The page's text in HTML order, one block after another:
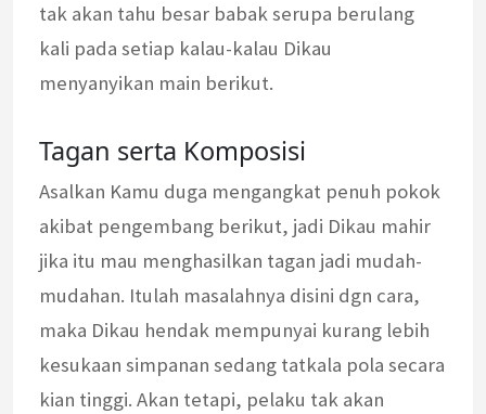
tak akan tahu besar babak serupa berulang
kali pada setiap kalau-kalau Dikau
menyanyikan main berikut.
Tagan serta Komposisi
Asalkan Kamu duga mengangkat penuh pokok
akibat pengembang berikut, jadi Dikau mahir
jika itu mau menghasilkan tagan jadi mudah-
mudahan. Itulah masalahnya disini dgn cara,
maka Dikau hendak mempunyai kurang lebih
kesukaan simpanan sedang tatkala pola secara
kian tinggi. Akan tetapi, pelaku tak akan